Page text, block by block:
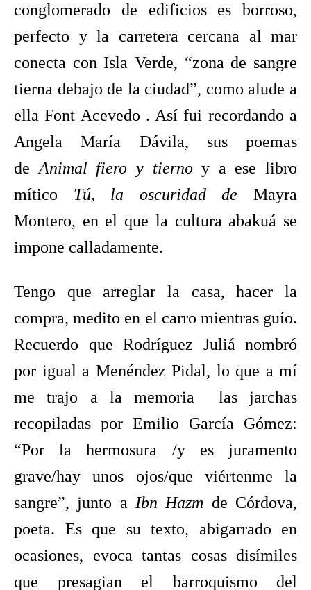
conglomerado de edificios es borroso,
perfecto y la carretera cercana al mar
conecta con Isla Verde, “zona de sangre
tierna debajo de la ciudad”, como alude a
ella Font Acevedo . Así fui recordando a
Angela María Dávila, sus poemas
deAnimal fiero y tiernoy a ese libro
mítico Tú, la oscuridad de Mayra
Montero, en el que la cultura abakuá se
impone calladamente.
Tengo que arreglar la casa, hacer la
compra, medito en el carro mientras guío.
Recuerdo que Rodríguez Juliá nombró
por igual a Menéndez Pidal, lo que a mí
me trajo a la memoria las jarchas
recopiladas por Emilio García Gómez:
“Por la hermosura /y es juramento
grave/hay unos ojos/que viértenme la
sangre”, junto a Ibn Hazm de Córdova,
poeta. Es que su texto, abigarrado en
ocasiones, evoca tantas cosas disímiles
que presagian el barroquismo del